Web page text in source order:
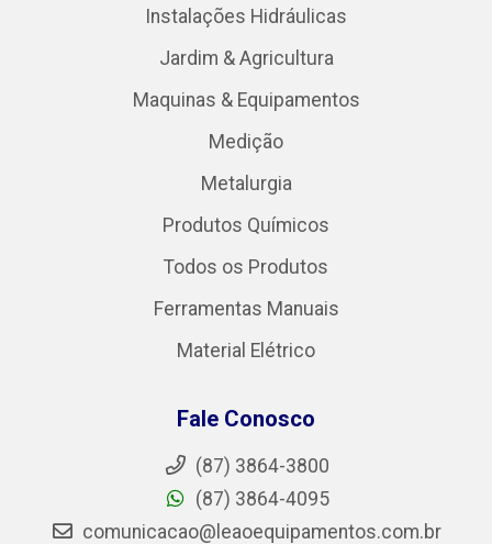
Instalações Hidráulicas
Jardim & Agricultura
Maquinas & Equipamentos
Medição
Metalurgia
Produtos Químicos
Todos os Produtos
Ferramentas Manuais
Material Elétrico
Fale Conosco
(87) 3864-3800
(87) 3864-4095
comunicacao@leaoequipamentos.com.br